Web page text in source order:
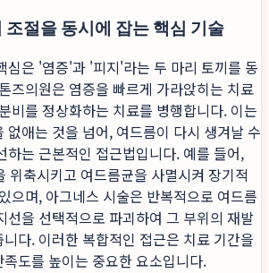
조절을 동시에 잡는 핵심 기술
심은 '염증'과 '피지'라는 두 마리 토끼를 동
즈의원은 염증을 빠르게 가라앉히는 치료
비를 정상화하는 치료를 병행합니다. 이는
없애는 것을 넘어, 여드름이 다시 생겨날 수
하는 근본적인 접근법입니다. 예를 들어,
위축시키고 여드름균을 사멸시켜 장기적
으며, 아그네스 시술은 반복적으로 여드름
선을 선택적으로 파괴하여 그 부위의 재발
다. 이러한 복합적인 접근은 치료 기간을
도를 높이는 중요한 요소입니다.